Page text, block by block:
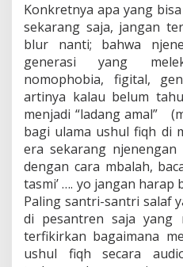
Konkretnya apa yang
sekarang saja, jangan
blur nanti; bahwa
generasi yang
nomophobia, figital,
artinya kalau belum
menjadi “ladang amal”
bagi ulama ushul fiqh di
era sekarang
dengan cara mbalah,
tasmi’ …. yo jangan
Paling santri-santri salaf
di pesantren saja yang
terfikirkan bagaimana
ushul fiqh secara